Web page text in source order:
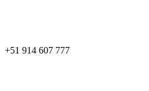
+51 914 607 777